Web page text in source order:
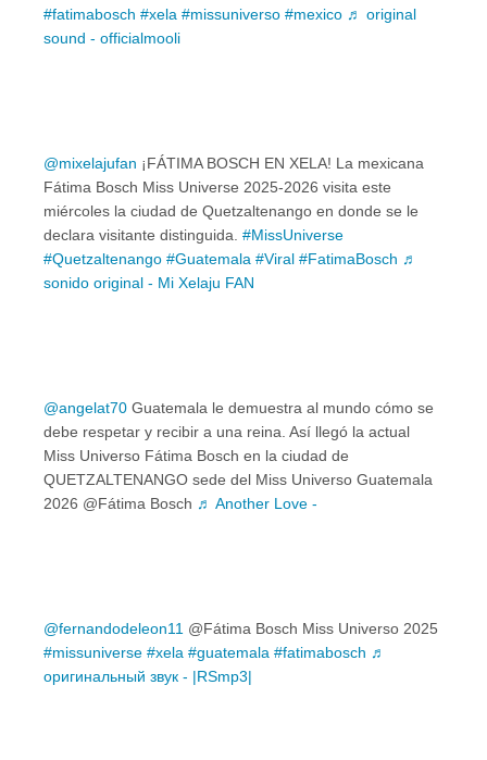
#fatimabosch #xela #missuniverso #mexico ♬ original
sound - officialmooli
@mixelajufan ¡FÁTIMA BOSCH EN XELA! La mexicana
Fátima Bosch Miss Universe 2025-2026 visita este
miércoles la ciudad de Quetzaltenango en donde se le
declara visitante distinguida. #MissUniverse
#Quetzaltenango #Guatemala #Viral #FatimaBosch ♬
sonido original - Mi Xelaju FAN
@angelat70 Guatemala le demuestra al mundo cómo se
debe respetar y recibir a una reina. Así llegó la actual
Miss Universo Fátima Bosch en la ciudad de
QUETZALTENANGO sede del Miss Universo Guatemala
2026 @Fátima Bosch ♬ Another Love -
@fernandodeleon11 @Fátima Bosch Miss Universo 2025
#missuniverse #xela #guatemala #fatimabosch ♬
оригинальный звук - |RSmp3|